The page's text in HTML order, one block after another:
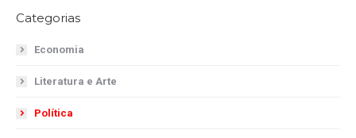
Categorias
Economia
Literatura e Arte
Política